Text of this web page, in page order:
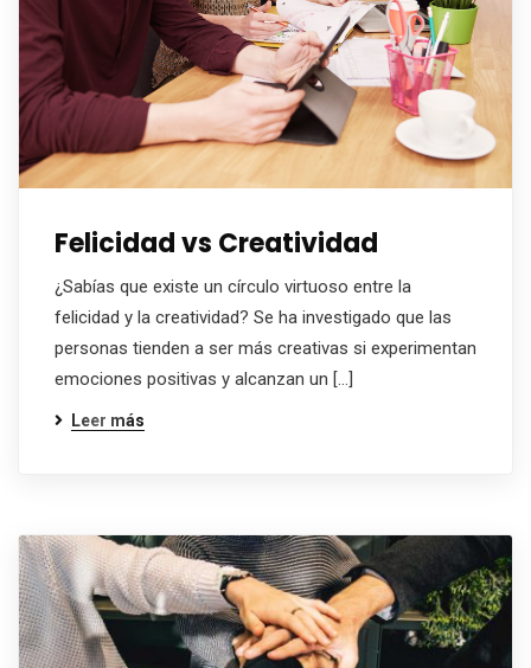
Felicidad vs Creatividad
¿Sabías que existe un círculo virtuoso entre la
felicidad y la creatividad? Se ha investigado que las
personas tienden a ser más creativas si experimentan
emociones positivas y alcanzan un […]
Leer más